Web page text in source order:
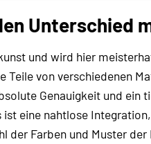
Unterschied
und wird hier
von verschiedenen
Genauigkeit und ein
eine nahtlose
der Farben und Muster